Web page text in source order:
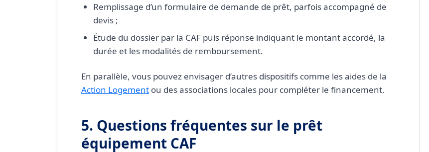
Remplissage d’un formulaire de demande de prêt, parfois accompagné de
devis ;
Étude du dossier par la CAF puis réponse indiquant le montant accordé, la
durée et les modalités de remboursement.
En parallèle, vous pouvez envisager d’autres dispositifs comme les aides de la
Action Logement ou des associations locales pour compléter le financement.
5. Questions fréquentes sur le prêt
équipement CAF